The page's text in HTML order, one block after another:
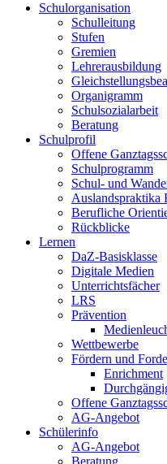
Schulorganisation
Schulleitung
Stufen
Gremien
Lehrerausbildung
Organigramm
Schulsozialarbeit
Beratung
Schulprofil
Offene
Schulprogramm
Schul- und
Auslandspraktika
Berufliche
Rückblicke
Lernen
DaZ-Basisklasse
Digitale Medien
Unterrichtsfächer
LRS
Prävention
Wettbewerbe
Fördern und
Enrichment
Offene
AG-Angebot
Schülerinfo
AG-Angebot
Beratung